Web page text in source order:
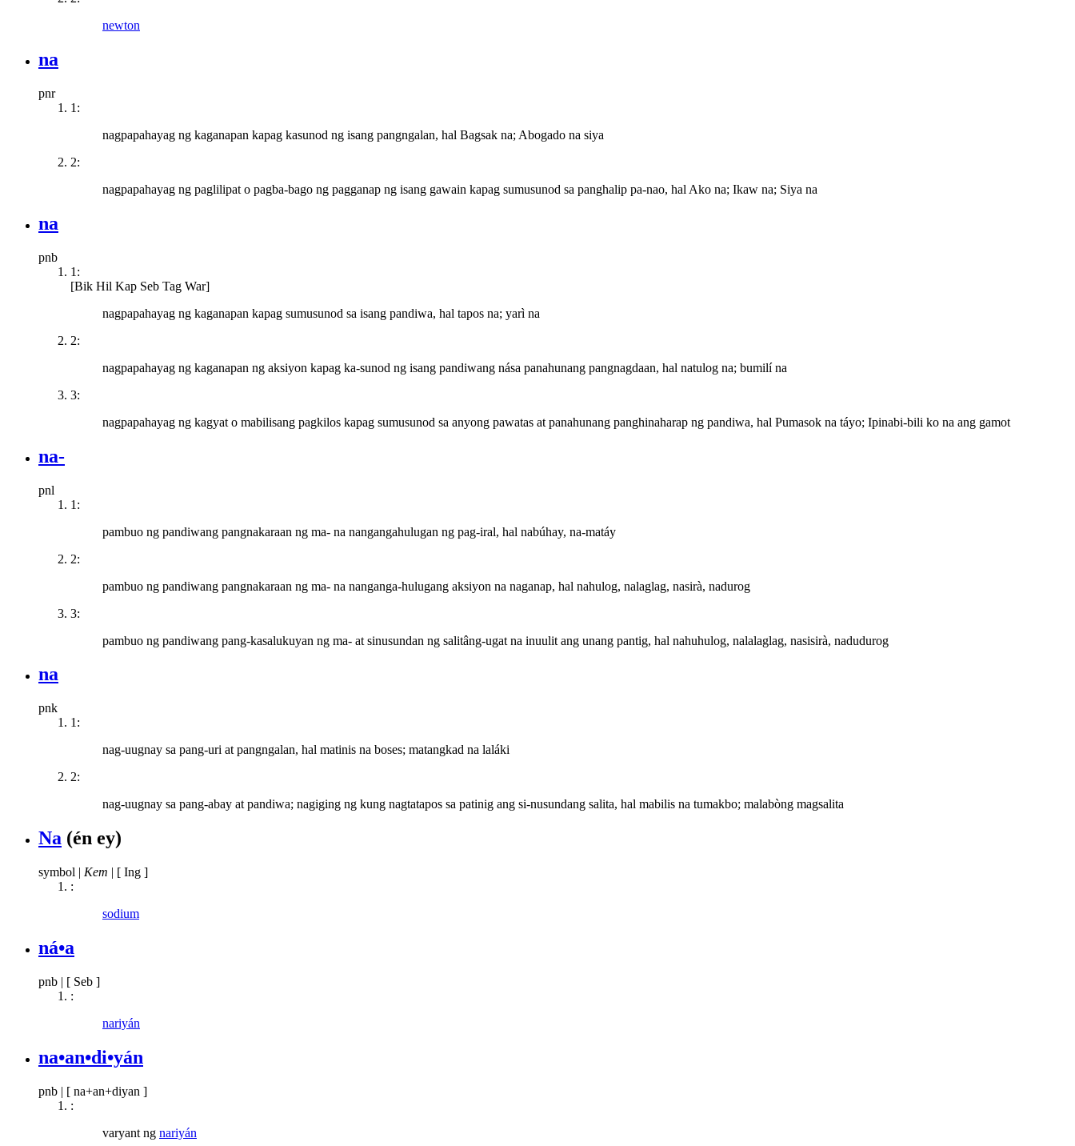
newton
na
pnr
1:
nagpapahayag ng kaganapan kapag kasunod ng isang pangngalan, hal Bagsak na; Abogado na siya
2:
nagpapahayag ng paglilipat o pagba-bago ng pagganap ng isang gawain kapag sumusunod sa panghalip pa-nao, hal Ako na; Ikaw na; Siya na
na
pnb
1:
[Bik Hil Kap Seb Tag War]
nagpapahayag ng kaganapan kapag sumusunod sa isang pandiwa, hal tapos na; yarì na
2:
nagpapahayag ng kaganapan ng aksiyon kapag ka-sunod ng isang pandiwang nása panahunang pangnagdaan, hal natulog na; bumilí na
3:
nagpapahayag ng kagyat o mabilisang pagkilos kapag sumusunod sa anyong pawatas at panahunang panghinaharap ng pandiwa, hal Pumasok na táyo; Ipinabi-bili ko na ang gamot
na-
pnl
1:
pambuo ng pandiwang pangnakaraan ng ma- na nangangahulugan ng pag-iral, hal nabúhay, na-matáy
2:
pambuo ng pandiwang pangnakaraan ng ma- na nanganga-hulugang aksiyon na naganap, hal nahulog, nalaglag, nasirà, nadurog
3:
pambuo ng pandiwang pang-kasalukuyan ng ma- at sinusundan ng salitâng-ugat na inuulit ang unang pantig, hal nahuhulog, nalalaglag, nasisirà, nadudurog
na
pnk
1:
nag-uugnay sa pang-uri at pangngalan, hal matinis na boses; matangkad na laláki
2:
nag-uugnay sa pang-abay at pandiwa; nagiging ng kung nagtatapos sa patinig ang si-nusundang salita, hal mabilis na tumakbo; malabòng magsalita
Na (én ey)
symbol | Kem | [ Ing ]
:
sodium
ná•a
pnb | [ Seb ]
:
nariyán
na•an•di•yán
pnb | [ na+an+diyan ]
:
varyant ng nariyán